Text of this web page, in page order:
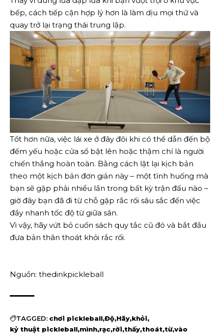
bếp, cách tiếp cận hợp lý hơn là làm dịu mọi thứ và
quay trở lại trạng thái trung lập.
Tốt hơn nữa, việc lái xe ở đây đôi khi có thể dẫn đến bộ
đếm yếu hoặc cửa sổ bật lên hoặc thậm chí là người
chiến thắng hoàn toàn. Bằng cách lật lại kịch bản
theo một kịch bản đơn giản này – một tình huống mà
bạn sẽ gặp phải nhiều lần trong bất kỳ trận đấu nào –
giờ đây bạn đã đi từ chỗ gặp rắc rối sâu sắc đến việc
đẩy nhanh tốc độ từ giữa sân.
Vì vậy, hãy vứt bỏ cuốn sách quy tắc cũ đó và bắt đầu
đưa bản thân thoát khỏi rắc rối.
Nguồn: thedinkpickleball
TAGGED: chơi pickleball Độ Hãy khỏi
kỷ thuật pickleball mình rạc rời thấy thoát từ vào